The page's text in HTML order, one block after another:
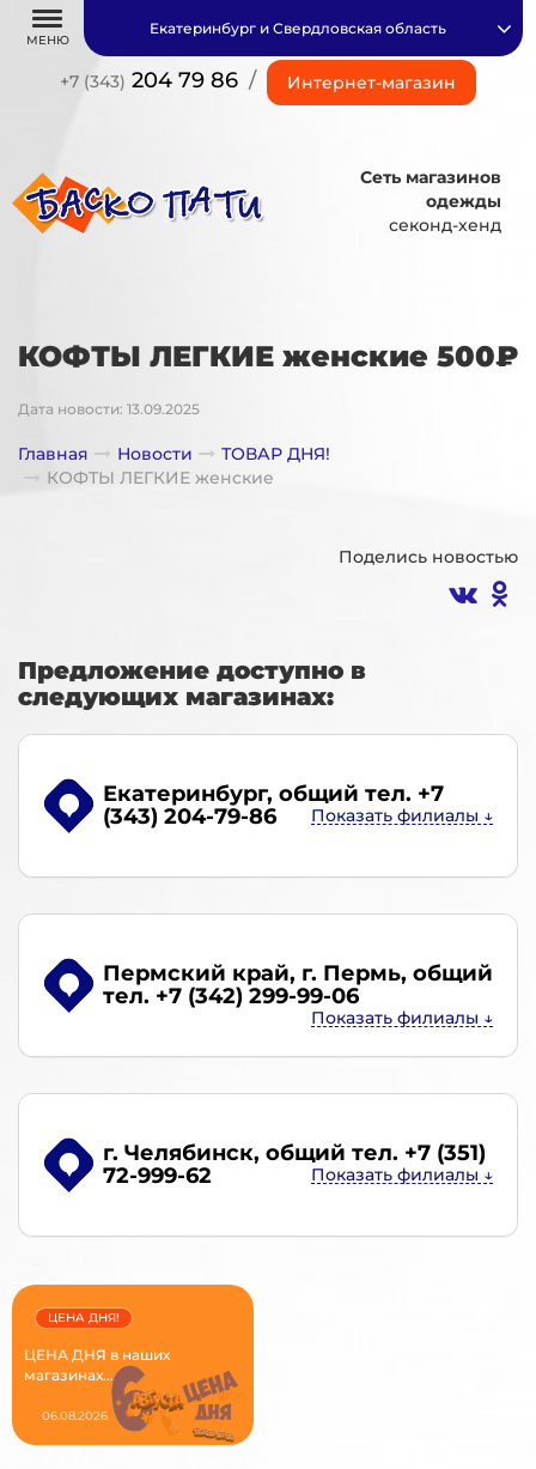
МЕНЮ
+7 (343) 204 79 86 / Интернет-магазин
Екатеринбург и Свердловская область
Сеть магазинов
одежды
секонд-хенд
КОФТЫ ЛЕГКИЕ женские 500₽
Дата новости: 13.09.2025
Главная Новости
ТОВАР ДНЯ!
КОФТЫ ЛЕГКИЕ женские
Поделись новостью
Предложение доступно в
следующих магазинах:
Екатеринбург, общий тел. +7
(343) 204-79-86
Пермский край, г. Пермь, общий
тел. +7 (342) 299-99-06
г. Челябинск, общий тел. +7 (351)
72-999-62
ЦЕНА ДНЯ в наших
магазинах...
ЦЕНА ДНЯ!
06.08.2026